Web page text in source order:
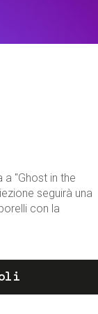
a "Ghost in the
seguirà una
con la